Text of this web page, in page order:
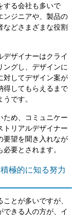
する会社も多いで
ンジニアや、製品の
どさまざまな役割
デザイナーはクライ
ングし、デザインに
対してデザイン案が
得してもらえるまで
です。
ため、コミュニケー
トリアルデザイナー
要望を聞き入れなが
要とされます。
極的に知る努力
とが多いですが、
きる人の方が、イ